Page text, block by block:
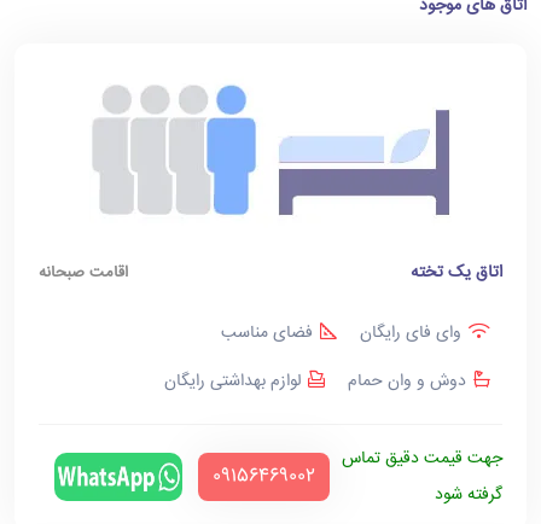
اتاق های موجود
اتاق یک تخته اقامت صبحانه
وای فای رایگان
فضای مناسب
دوش و وان حمام
لوازم بهداشتی رایگان
جهت قیمت دقیق تماس
گرفته شود
‪09156469002‬